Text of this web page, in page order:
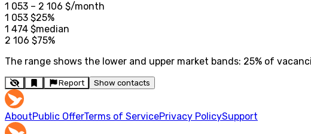
1 053 – 2 106 $/month
1 053 $25%
1 474 $median
2 106 $75%
The range shows the lower and upper market bands: 25% of
Report Show contacts
AboutPublic OfferTerms of ServicePrivacy PolicySupport